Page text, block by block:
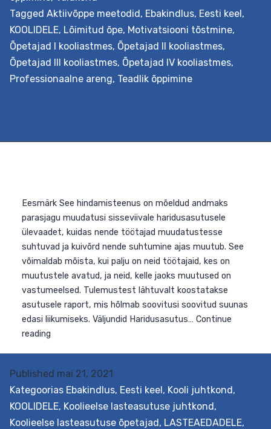
Eesmärk Pakkuda tuge teemaõppe kavandamiseks
teemaõpet lähtudes nüüdisaegsest õpikäsitusest. Ta
on inspiratsiooniks ja toeks kolleegidele õppeprotsessi…
Continue readingTeemaõppe
kavandamine
koolis
Tagged Aktiivõppe meetodid, Ebakindlus, Eesti keel,
KOOLIDELE, Lõimitud õpe, Motivatsiooni tõstmine,
Õpetajad I kooliastmes, Õpetajad II kooliastmes,
Õpetajad III kooliastmes, Õpetajad IV kooliastmes,
Professionaalne areng, Teadlik õppimine
Published mai 21, 2021
Kategoorias Ebakindlus, Eesti keel, Kooli juhtkond,
KOOLIDELE, Koolieelse lasteasutuse juhtkond,
Koolieelse lasteasutuse õpetajad, LASTEAEDADELE,